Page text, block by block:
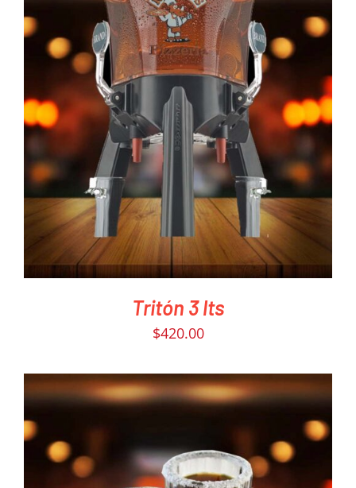
PEDIR AHORA
/
DETAILS
Tritón 3 lts
$420.00